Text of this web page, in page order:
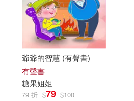
爺爺的智慧 (有聲書)
有聲書
糖果姐姐
79 折 $79 $100